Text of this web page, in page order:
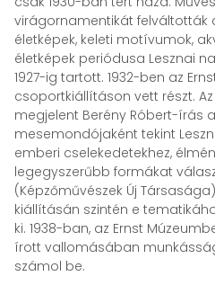
virágornamentikát felváltották
életképek, keleti motívumok,
életképek periódusa Lesznai
1927-ig tartott. 1932-ben az
csoportkiállításon vett részt.
megjelent Berény Róbert-írás
mesemondójaként tekint
emberi cselekedetekhez,
legegyszerűbb formákat
(Képzőművészek Új
kiállításán szintén e
ki. 1938-ban, az Ernst
írott vallomásában
számol be.